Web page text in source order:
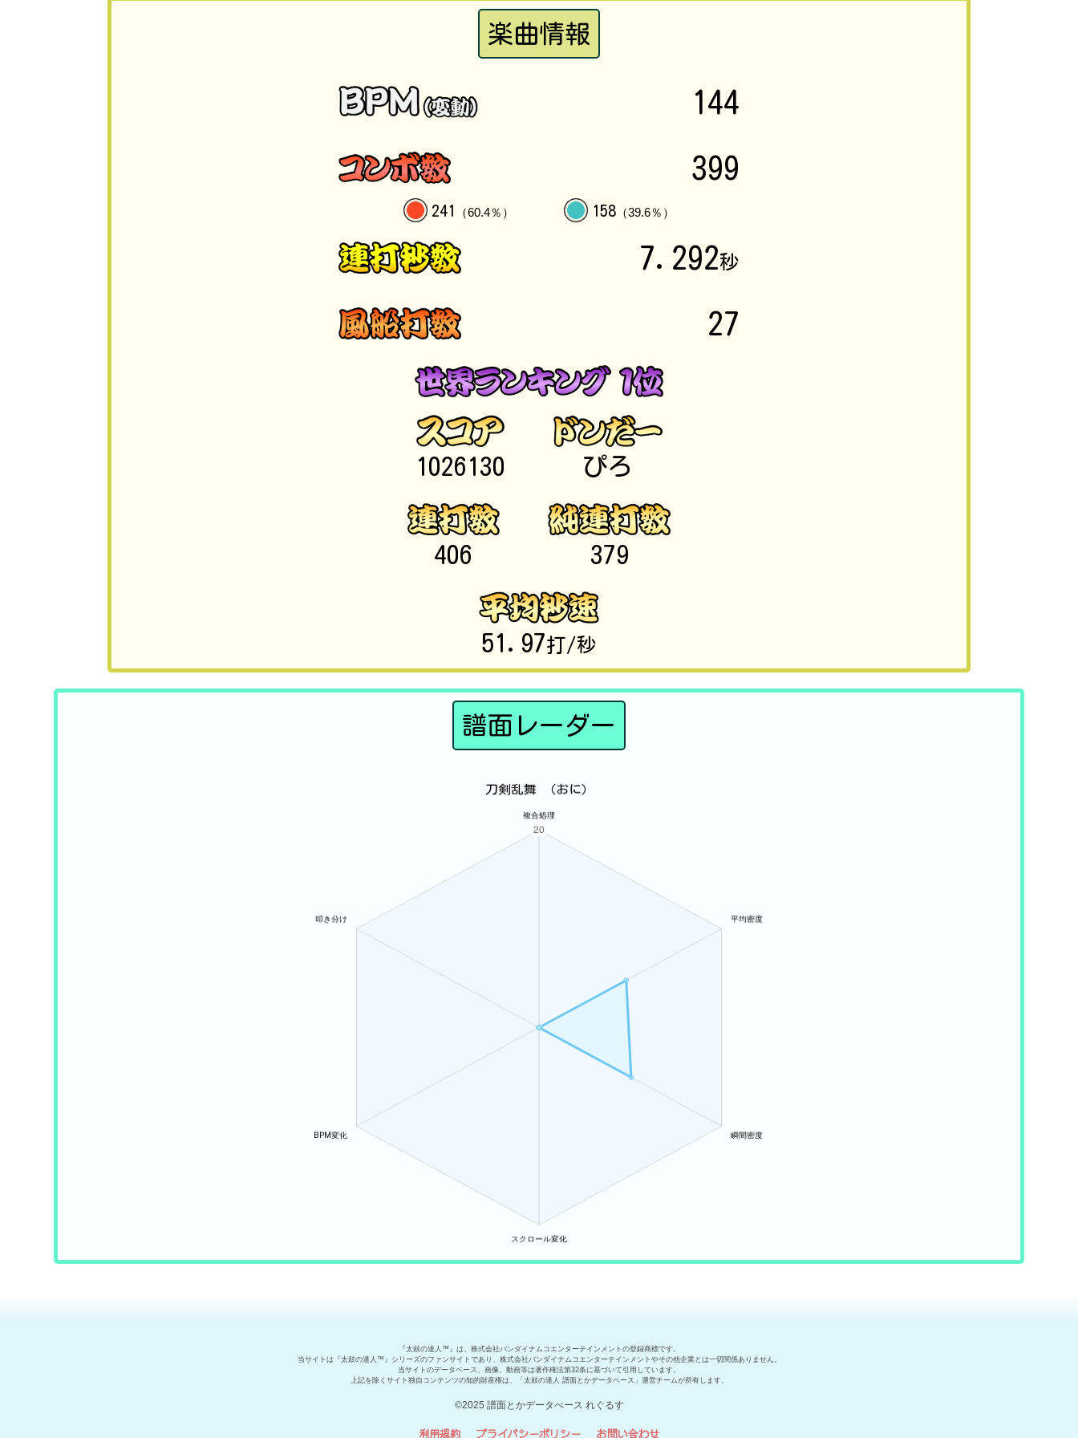
楽曲情報
144
399
241 （60.4％） 158（39.6％）
7.292秒
27
1026130 ぴろ
406 379
51.97打/秒
譜面レーダー
『太鼓の達人™』は、株式会社バンダイナムコエンターテインメントの登録商標です。
当サイトは『太鼓の達人™』シリーズのファンサイトであり、株式会社バンダイナムコエンターテインメントやその他企業とは一切関係ありません。
当サイトのデータベース、画像、動画等は著作権法第32条に基づいて引用しています。
上記を除くサイト独自コンテンツの知的財産権は、「太鼓の達人 譜面とかデータベース」運営チームが所有します。
©2025 譜面とかデータべース れぐるす
利用規約 プライバシーポリシー お問い合わせ